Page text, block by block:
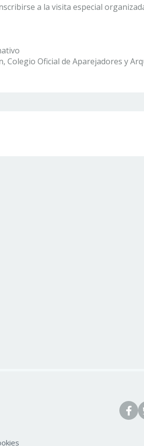
a la visita especial
Colegio Oficial de Aparejadores y